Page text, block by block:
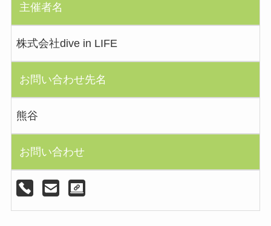
主催者名
株式会社dive in LIFE
お問い合わせ先名
熊谷
お問い合わせ